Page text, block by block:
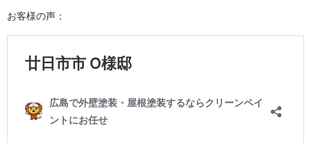
お客様の声：